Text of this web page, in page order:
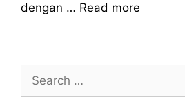
dengan … Read more
Search
for: